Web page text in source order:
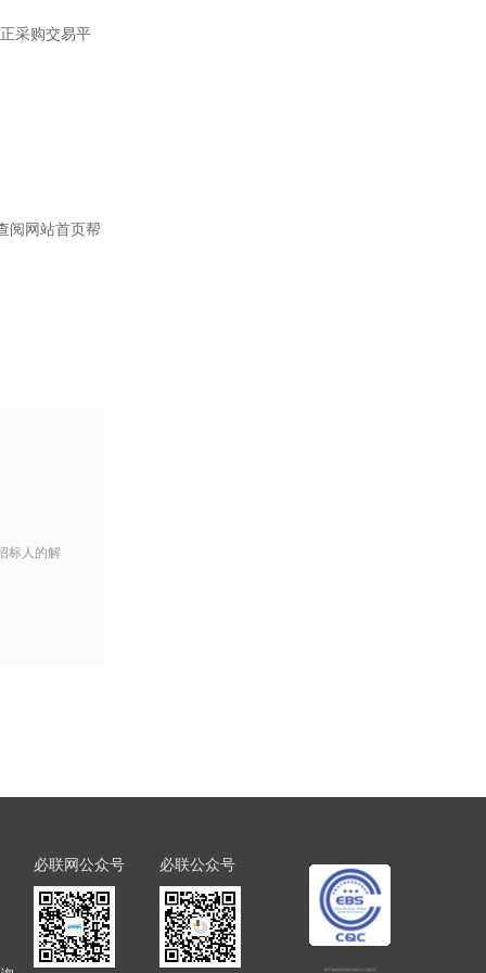
采购交易平
阅网站首页帮
标人的解
必联网公众号 必联公众号
电子招标投标系统交易平台三星认证